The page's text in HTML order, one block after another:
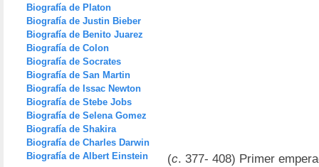
Biografía de Platon
Biografía de Justin Bieber
Biografía de Benito Juarez
Biografía de Colon
Biografía de Socrates
Biografía de San Martin
Biografía de Issac Newton
Biografía de Stebe Jobs
Biografía de Selena Gomez
Biografía de Shakira
Biografía de Charles Darwin
Biografía de Albert Einstein
(c. 377- 408) Primer